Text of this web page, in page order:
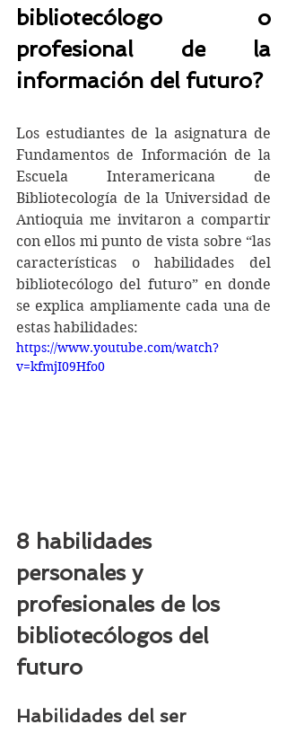
bibliotecólogo o
profesional de la
información del futuro?
Los estudiantes de la asignatura de
Fundamentos de Información de la
Escuela Interamericana de
Bibliotecología de la Universidad de
Antioquia me invitaron a compartir
con ellos mi punto de vista sobre “las
características o habilidades del
bibliotecólogo del futuro” en donde
se explica ampliamente cada una de
estas habilidades:
https://www.youtube.com/watch?
v=kfmjI09Hfo0
8 habilidades
personales y
profesionales de los
bibliotecólogos del
futuro
Habilidades del ser